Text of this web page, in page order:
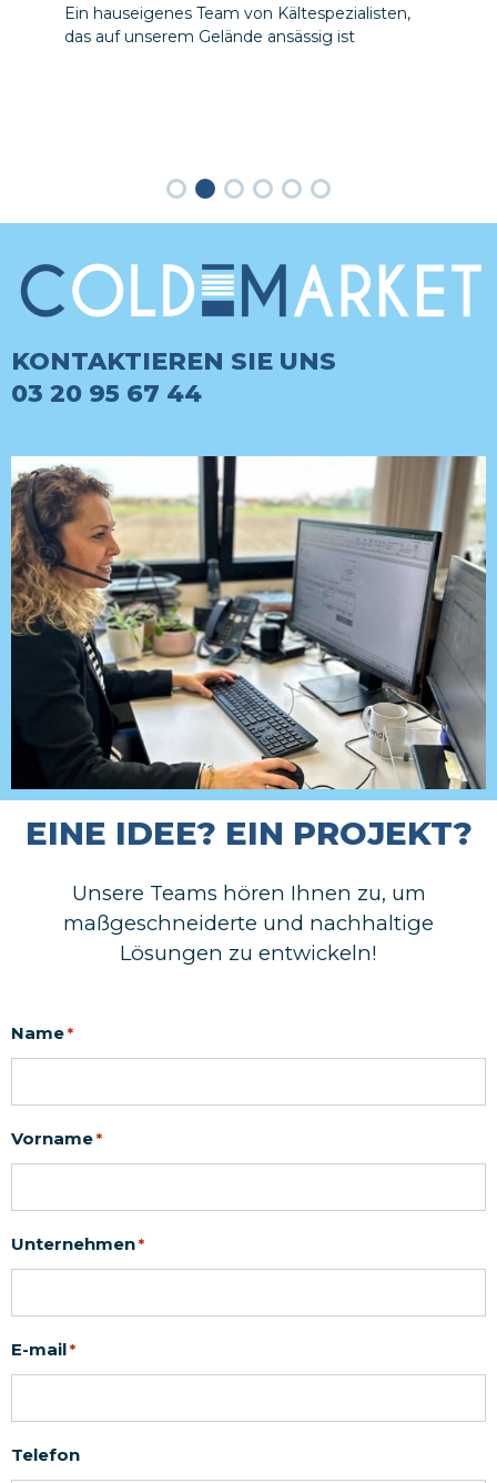
automatische Temperaturmessungen und E-
Mail/SMS-Benachrichtigungen im Falle eines
KONTAKTIEREN SIE UNS
03 20 95 67 44
EINE IDEE? EIN PROJEKT?
Unsere Teams hören Ihnen zu, um
maßgeschneiderte und nachhaltige
Lösungen zu entwickeln!
Name *
Vorname *
Unternehmen *
E-mail *
Telefon